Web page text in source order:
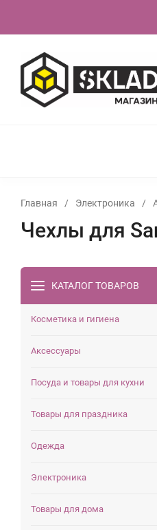
Главная / Электроника /
Чехлы для
КАТАЛОГ ТОВАРОВ
Косметика и гигиена
Аксессуары
Посуда и товары для кухни
Товары для праздника
Одежда
Электроника
Товары для дома